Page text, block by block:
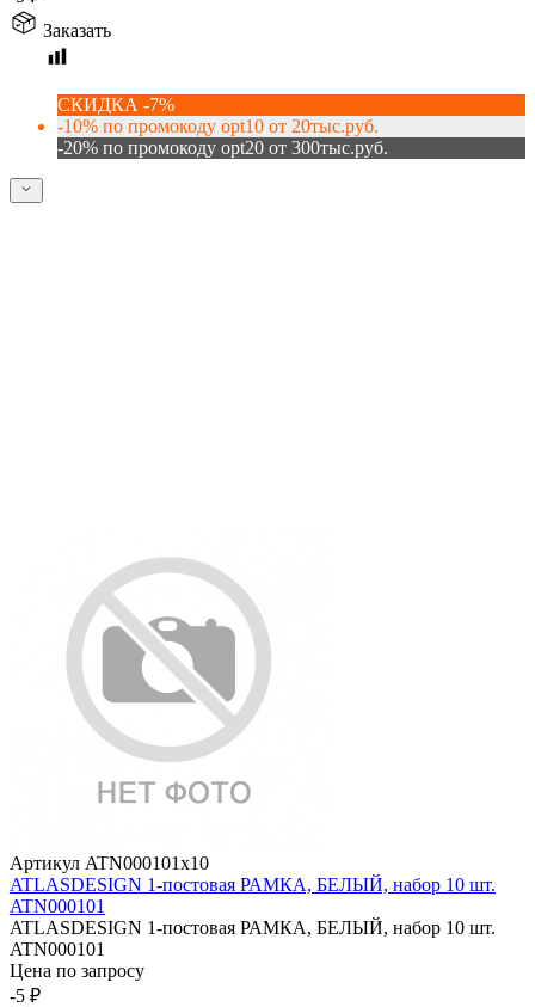
Заказать
СКИДКА -7%
-10% по промокоду opt10 от 20тыс.руб.
-20% по промокоду opt20 от 300тыс.руб.
Артикул ATN000101x10
ATLASDESIGN 1-постовая РАМКА, БЕЛЫЙ, набор 10 шт.
ATN000101
ATLASDESIGN 1-постовая РАМКА, БЕЛЫЙ, набор 10 шт.
ATN000101
Цена по запросу
-5 ₽